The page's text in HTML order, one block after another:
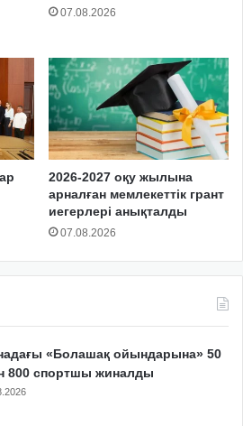
07.08.2026
2026-2027 оқу жылына
арналған мемлекеттік грант
иегерлері анықталды
07.08.2026
«Болашақ ойындарына» 50
800 спортшы жиналды